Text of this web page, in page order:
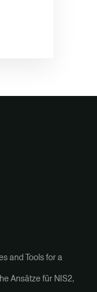
and Tools for a
Ansätze für NIS2,